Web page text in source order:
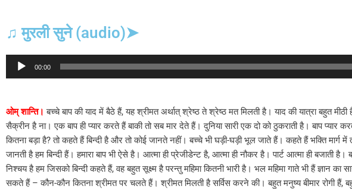
♫ मुरली सुने (audio)➤
Audio
00:00
ओम् शान्ति। बच्चे बाप की याद में बैठे हैं, यह श्रीमत अर्थात् श्रेष्ठ ते श्रेष्ठ मत मिलती है। याद की यात्रा बहुत
सैक्रीन है ना। एक बाप ही प्यार करते हैं बाकी तो सब मार देते हैं। दुनिया सारी एक दो को ठुकराती है। बाप
कितना बड़ा है? तो कहते हैं बिन्दी है और तो कोई जानते नहीं। बच्चे भी घड़ी-घड़ी भूल जाते हैं। कहते हैं भक्ति मार्ग
जानती है हम बिन्दी हैं। हमारा बाप भी ऐसे है। आत्मा ही प्रेजीडेन्ट है, आत्मा ही नौकर है। पार्ट आत्मा ही
निश्चय है हम जिसको बिन्दी कहते हैं, वह बहुत सूक्ष्म है परन्तु महिमा कितनी भारी है। भल महिमा गाते भी हैं
सकते हैं – कौन-कौन कितना श्रीमत पर चलते हैं। श्रीमत मिलती है सर्विस करने की। बहुत मनुष्य बीमार रोगी